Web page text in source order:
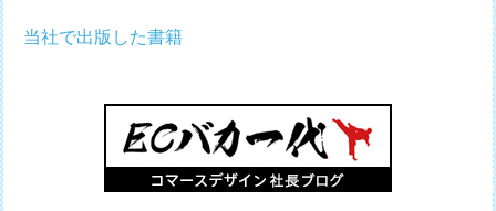
当社で出版した書籍